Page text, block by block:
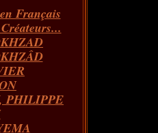
Français
PHILIPPE